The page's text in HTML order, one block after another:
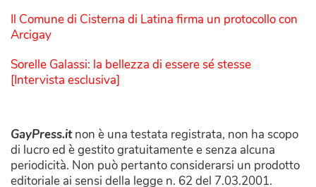
Il Comune di Cisterna di Latina firma un protocollo con
Arcigay
Sorelle Galassi: la bellezza di essere sé stesse
[Intervista esclusiva]
GayPress.itnon è una testata registrata, non ha scopo
di lucro ed è gestito gratuitamente e senza alcuna
periodicità. Non può pertanto considerarsi un prodotto
editoriale ai sensi della legge n. 62 del 7.03.2001.